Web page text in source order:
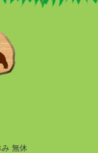
無休